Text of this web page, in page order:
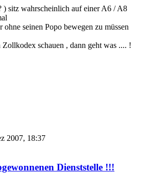
sitz wahrscheinlich auf einer A6 / A8
ohne seinen Popo bewegen zu müssen
schauen , dann geht was .... !
2007, 18:37
Dienststelle !!!